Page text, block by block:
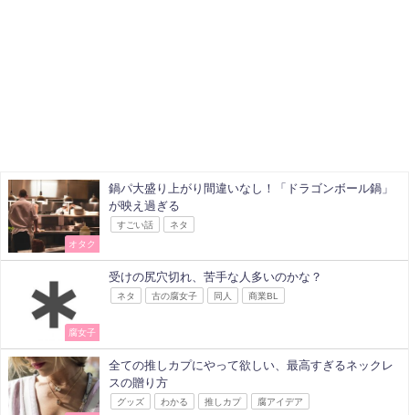
オタク
鍋パ大盛り上がり間違いなし！「ドラゴンボール鍋」
が映え過ぎる
すごい話 ネタ
腐女子
受けの尻穴切れ、苦手な人多いのかな？
ネタ 古の腐女子 同人 商業BL
全ての推しカプにやって欲しい、最高すぎるネックレ
スの贈り方
グッズ わかる 推しカプ 腐アイデア